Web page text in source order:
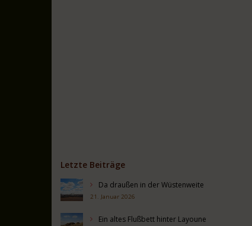
Letzte Beiträge
Da draußen in der Wüstenweite
21. Januar 2026
Ein altes Flußbett hinter Layoune